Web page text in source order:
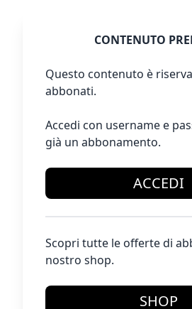
CONTENUTO
Questo contenuto è
abbonati.
Accedi con username e
già un abbonamento.
ACCEDI
Scopri tutte le offerte di
nostro shop.
SHOP